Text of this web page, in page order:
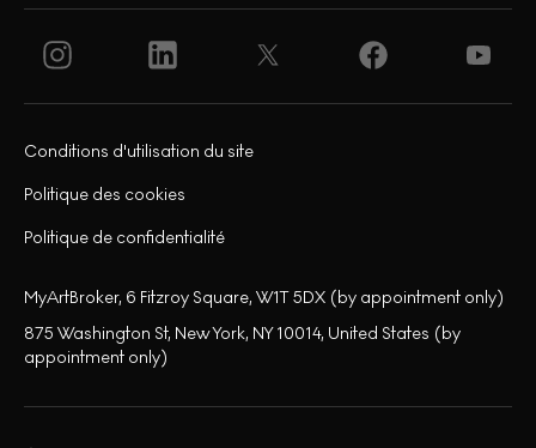
Politique de confidentialité
Politique des cookies
Conditions d'utilisation du site
MyArtBroker, 6 Fitzroy Square, W1T 5DX (by appointment only)
875 Washington St, New York, NY 10014, United States (by
appointment only)